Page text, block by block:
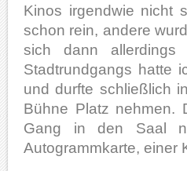
Kinos irgendwie nicht
schon rein, andere
sich dann
Stadtrundgangs hatte
und durfte schließlich
Bühne Platz nehmen.
Gang in den Saal
Autogrammkarte, einer